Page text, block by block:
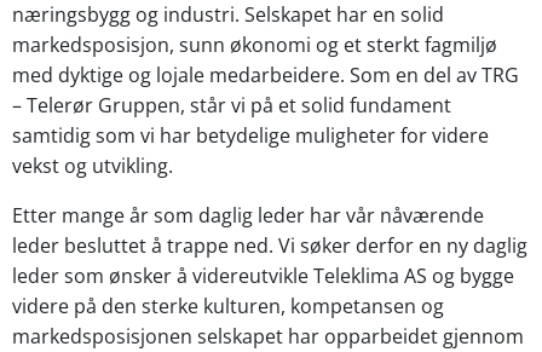
næringsbygg og industri. Selskapet har en solid
markedsposisjon, sunn økonomi og et sterkt fagmiljø
med dyktige og lojale medarbeidere. Som en del av TRG
– Telerør Gruppen, står vi på et solid fundament
samtidig som vi har betydelige muligheter for videre
vekst og utvikling.
Etter mange år som daglig leder har vår nåværende
leder besluttet å trappe ned. Vi søker derfor en ny daglig
leder som ønsker å videreutvikle Teleklima AS og bygge
videre på den sterke kulturen, kompetansen og
markedsposisjonen selskapet har opparbeidet gjennom